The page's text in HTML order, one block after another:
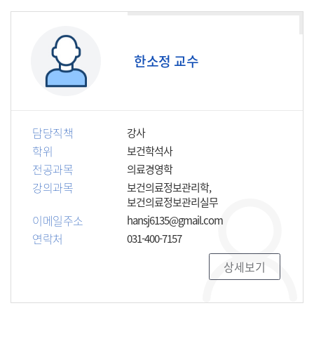
한소정 교수
담당직책 강사
학위 보건학석사
전공과목 의료경영학
강의과목
보건의료정보관리학,
보건의료정보관리실무
이메일주소 hansj6135@gmail.com
연락처 031-400-7157
상세보기